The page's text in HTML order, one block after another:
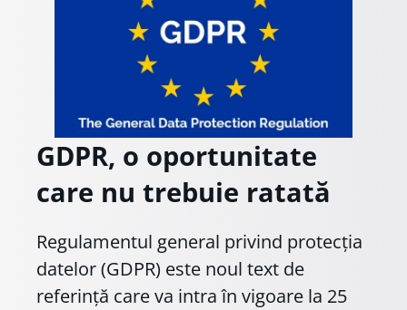
GDPR, o oportunitate
care nu trebuie ratată
Regulamentul general privind protecția
datelor (GDPR) este noul text de
referință care va intra în vigoare la 25